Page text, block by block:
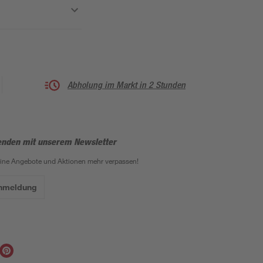
Abholung im Markt in 2 Stunden
mit unserem Newsletter
Angebote und Aktionen mehr verpassen!